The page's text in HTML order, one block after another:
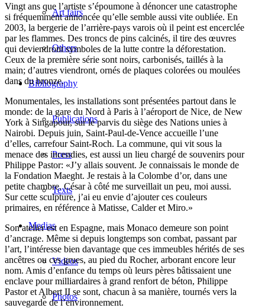
Art fairs
Others
Bibliography
Publications
Press
Texts
Medias
Videos
Photos
Vingt ans que l’artiste s’époumone à dénoncer une catastrophe
si fréquemment annoncée qu’elle semble aussi vite oubliée. En
2003, la bergerie de l’arrière-pays varois où il peint est encerclée
par les flammes. Des troncs de pins calcinés, il tire des œuvres
qui deviendront symboles de la lutte contre la déforestation.
Ceux de la première série sont noirs, carbonisés, taillés à la
main; d’autres viendront, ornés de plaques colorées ou moulées
dans du bronze.
Monumentales, les installations sont présentées partout dans le
monde: de la gare du Nord à Paris à l’aéroport de Nice, de New
York à Singapour, sur le parvis du siège des Nations unies à
Nairobi. Depuis juin, Saint-Paul-de-Vence accueille l’une
d’elles, carrefour Saint-Roch. La commune, qui vit sous la
menace des incendies, est aussi un lieu chargé de souvenirs pour
Philippe Pastor: «J’y allais souvent. Je connaissais le monde de
la Fondation Maeght. Je restais à la Colombe d’or, dans une
petite chambre. César à côté me surveillait un peu, moi aussi.
Sur cette sculpture, j’ai eu envie d’ajouter ces couleurs
primaires, en référence à Matisse, Calder et Miro.»
Son atelier est en Espagne, mais Monaco demeure son point
d’ancrage. Même si depuis longtemps son combat, passant par
l’art, l’intéresse bien davantage que ces immeubles hérités de ses
ancêtres ou ces grues, au pied du Rocher, arborant encore leur
nom. Amis d’enfance du temps où leurs pères bâtissaient une
enclave pour milliardaires à grand renfort de béton, Philippe
Pastor et Albert II se sont, chacun à sa manière, tournés vers la
sauvegarde de l’environnement.